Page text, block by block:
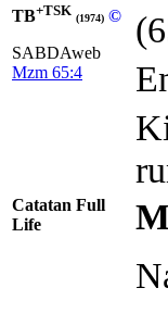
TB+TSK (1974) ©
SABDAweb
Mzm 65:4
Catatan Full
Life